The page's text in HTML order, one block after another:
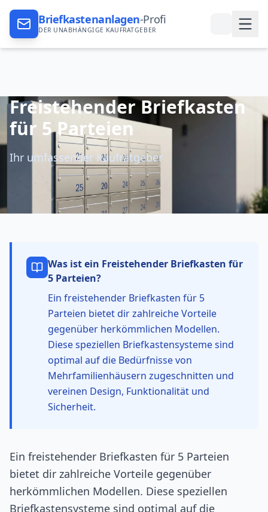
Briefkastenanlagen-Profi
DER UNABHÄNGIGE KAUFRATGEBER
Freistehender Briefkasten
für 5 Parteien
Ihr umfassender Kaufratgeber
Was ist ein Freistehender Briefkasten für
5 Parteien?
Ein freistehender Briefkasten für 5
Parteien bietet dir zahlreiche Vorteile
gegenüber herkömmlichen Modellen.
Diese speziellen Briefkastensysteme sind
optimal auf die Bedürfnisse von
Mehrfamilienhäusern zugeschnitten und
vereinen Design, Funktionalität und
Sicherheit.
Ein freistehender Briefkasten für 5 Parteien
bietet dir zahlreiche Vorteile gegenüber
herkömmlichen Modellen. Diese speziellen
Briefkastensysteme sind optimal auf die